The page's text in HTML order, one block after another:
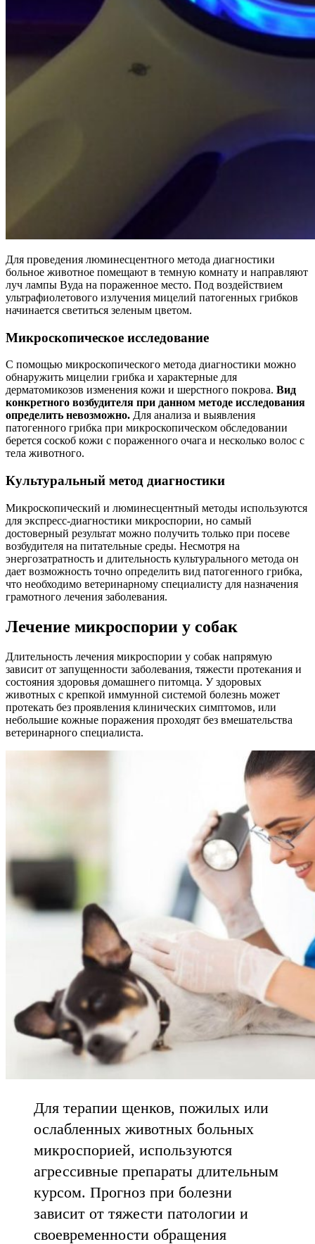
Для проведения люминесцентного метода диагностики
больное животное помещают в темную комнату и направляют
луч лампы Вуда на пораженное место. Под воздействием
ультрафиолетового излучения мицелий патогенных грибков
начинается светиться зеленым цветом.
Микроскопическое исследование
С помощью микроскопического метода диагностики можно
обнаружить мицелии грибка и характерные для
дерматомикозов изменения кожи и шерстного покрова. Вид
конкретного возбудителя при данном методе исследования
определить невозможно. Для анализа и выявления
патогенного грибка при микроскопическом обследовании
берется соскоб кожи с пораженного очага и несколько волос с
тела животного.
Культуральный метод диагностики
Микроскопический и люминесцентный методы используются
для экспресс-диагностики микроспории, но самый
достоверный результат можно получить только при посеве
возбудителя на питательные среды. Несмотря на
энергозатратность и длительность культурального метода он
дает возможность точно определить вид патогенного грибка,
что необходимо ветеринарному специалисту для назначения
грамотного лечения заболевания.
Лечение микроспории у собак
Длительность лечения микроспории у собак напрямую
зависит от запущенности заболевания, тяжести протекания и
состояния здоровья домашнего питомца. У здоровых
животных с крепкой иммунной системой болезнь может
протекать без проявления клинических симптомов, или
небольшие кожные поражения проходят без вмешательства
ветеринарного специалиста.
Для терапии щенков, пожилых или
ослабленных животных больных
микроспорией, используются
агрессивные препараты длительным
курсом. Прогноз при болезни
зависит от тяжести патологии и
своевременности обращения